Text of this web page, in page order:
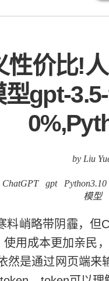
性价比!
型gpt-
by Liu
ChatGPT gpt Python3.10
模型
峭略带阴霾，但
用成本更加亲民
然是通过网页端来